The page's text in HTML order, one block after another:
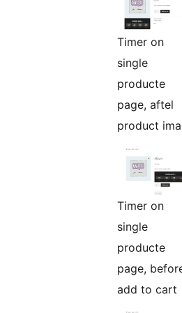
Timer on
single
producte
page, aftel
product
Timer on
single
producte
page,
add to cart